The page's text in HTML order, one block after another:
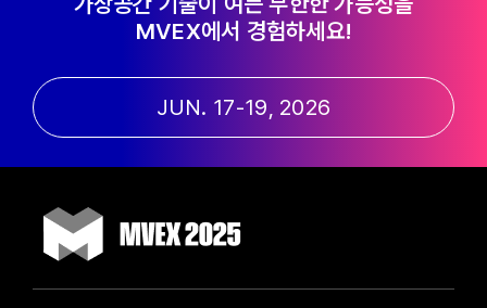
MVEX에서 경험하세요!
JUN. 17-19, 2026